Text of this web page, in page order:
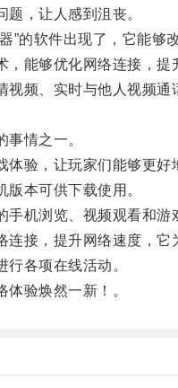
，让人感到沮丧。
软件出现了，它能够
能够优化网络连接，提
、实时与他人视频通
情之一。
验，让玩家们能够更好
本可供下载使用。
机浏览、视频观看和游
，提升网络速度，它
各项在线活动。
验焕然一新！。